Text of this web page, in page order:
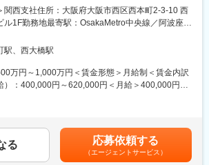
ームをまとめるチーフやリーダーに任命される
経験を積み管理職であるマネージャーに任命され
体を管轄します。また社員のキャリアプランに応
後2週間の座学研修)ビジネスマナー、PC操作、薬
の関連法、CRC業務に必要な知識やスキルなどを
におけるプロジェクトマネジメントを主導し、複
の計画から実行、監視、終結までを一貫して管理
ードし、チームメンバーの育成、評価、モチベー
じて、既存チームの生産性向上とエンゲージメン
ただきます。
ステークホルダーとの円滑な関係構築と調整
ライフサイクル全般における各工程の統括
課題への対応と開発プロセスの継続的改善
関西支社住所：大阪府大阪市西区西本町2-3-10 西
ル1F勤務地最寄駅：OsakaMetro中央線／阿波座駅
屋内全面禁煙変更の範囲：会社の定める事業所
ク含む）
駅、西大橋駅
万円～1,000万円＜賃金形態＞月給制＜賃金内訳
）：400,000円～620,000円＜月給＞400,000円～
通じて上下する可能性があります。月給(月額)は固
表記です。
る 応募依頼する
（エージェントサービス）